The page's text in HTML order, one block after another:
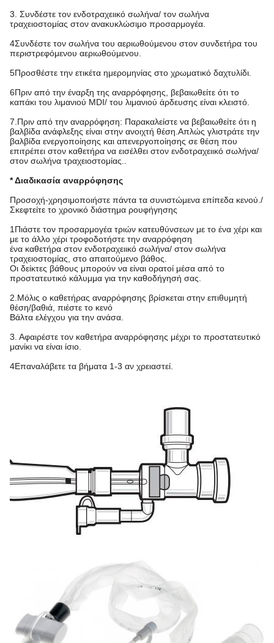
3. Συνδέστε τον ενδοτραχειικό σωλήνα/ τον σωλήνα
τραχειοστομίας στον ανακυκλώσιμο προσαρμογέα.
4Συνδέστε τον σωλήνα του αεριωθούμενου στον συνδετήρα του
περιστρεφόμενου αεριωθούμενου.
5Προσθέστε την ετικέτα ημερομηνίας στο χρωματικό δαχτυλίδι.
6Πριν από την έναρξη της αναρρόφησης, βεβαιωθείτε ότι το
καπάκι του λιμανιού MDI/ του λιμανιού άρδευσης είναι κλειστό.
7.Πριν από την αναρρόφηση: Παρακαλείστε να βεβαιωθείτε ότι η
βαλβίδα ανάφλεξης είναι στην ανοιχτή θέση.Απλώς γλιστράτε την
βαλβίδα ενεργοποίησης και απενεργοποίησης σε θέση που
επιτρέπει στον καθετήρα να εισέλθει στον ενδοτραχειικό σωλήνα/
στον σωλήνα τραχειοστομίας..
* Διαδικασία αναρρόφησης
Προσοχή-χρησιμοποιήστε πάντα τα συνιστώμενα επίπεδα κενού./
Σκεφτείτε το χρονικό διάστημα ρουφήγησης
1Πιάστε τον προσαρμογέα τριών κατευθύνσεων με το ένα χέρι και
με το άλλο χέρι τροφοδοτήστε την αναρρόφηση
ένα καθετήρα στον ενδοτραχειικό σωλήνα/ στον σωλήνα
τραχειοστομίας, στο απαιτούμενο βάθος.
Οι δείκτες βάθους μπορούν να είναι ορατοί μέσα από το
προστατευτικό κάλυμμα για την καθοδήγησή σας.
2.Μόλις ο καθετήρας αναρρόφησης βρίσκεται στην επιθυμητή
θέση/βαθιά, πιέστε το κενό
Βάλτα ελέγχου για την ανάσα.
3. Αφαιρέστε τον καθετήρα αναρρόφησης μέχρι το προστατευτικό
μανίκι να είναι ίσιο.
4Επαναλάβετε τα βήματα 1-3 αν χρειαστεί.